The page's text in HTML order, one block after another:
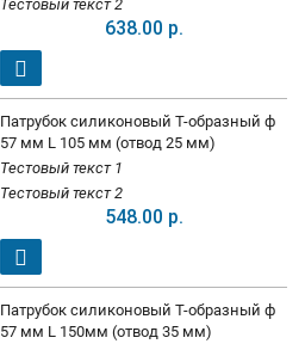
Тестовый текст 2
638.00 р.
Патрубок силиконовый Т-образный ф
57 мм L 105 мм (отвод 25 мм)
Тестовый текст 1
Тестовый текст 2
548.00 р.
Патрубок силиконовый Т-образный ф
57 мм L 150мм (отвод 35 мм)